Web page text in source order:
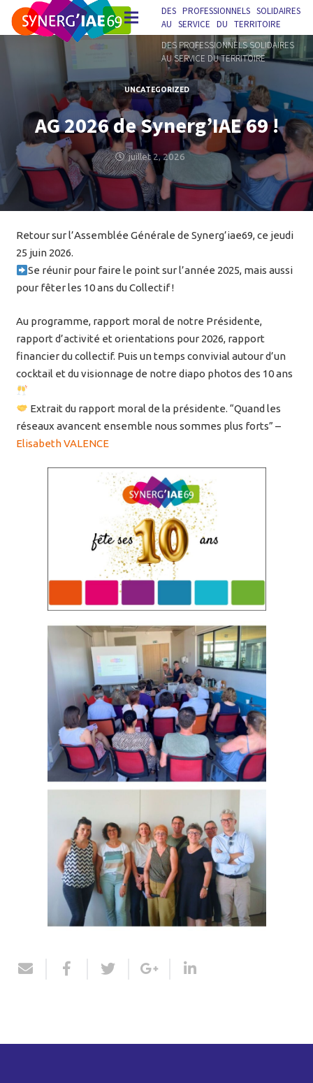
DES PROFESSIONNELS SOLIDAIRES
AU SERVICE DU TERRITOIRE
DES PROFESSIONNELS SOLIDAIRES
AU SERVICE DU TERRITOIRE
AG 2026 de Synerg’IAE 69 !
juillet 2, 2026
UNCATEGORIZED
Retour sur l’Assemblée Générale de Synerg’iae69, ce jeudi
25 juin 2026.
Se réunir pour faire le point sur l’année 2025, mais aussi
pour fêter les 10 ans du Collectif !
Au programme, rapport moral de notre Présidente,
rapport d’activité et orientations pour 2026, rapport
financier du collectif. Puis un temps convivial autour d’un
cocktail et du visionnage de notre diapo photos des 10 ans
Extrait du rapport moral de la présidente. “Quand les
réseaux avancent ensemble nous sommes plus forts” –
Elisabeth VALENCE